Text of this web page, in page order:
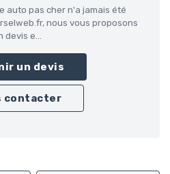
auto pas cher n'a jamais été
nous vous proposons
devis e...
un devis
contacter